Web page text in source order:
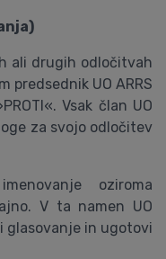
ali drugih odločitvah
predsednik UO ARRS
Vsak član UO
za svojo odločitev
oziroma
V ta namen UO
glasovanje in ugotovi